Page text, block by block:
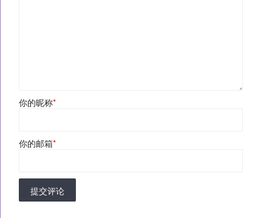
你的昵称*
你的邮箱*
提交评论